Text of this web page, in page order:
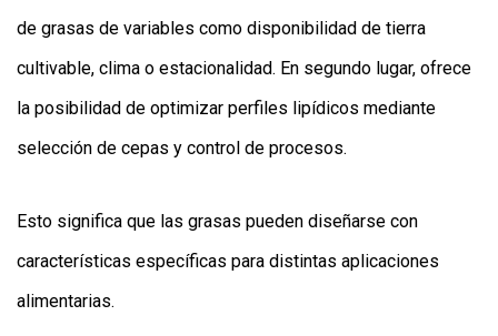
de grasas de variables como disponibilidad de tierra
cultivable, clima o estacionalidad. En segundo lugar, ofrece
la posibilidad de optimizar perfiles lipídicos mediante
selección de cepas y control de procesos.
Esto significa que las grasas pueden diseñarse con
características específicas para distintas aplicaciones
alimentarias.